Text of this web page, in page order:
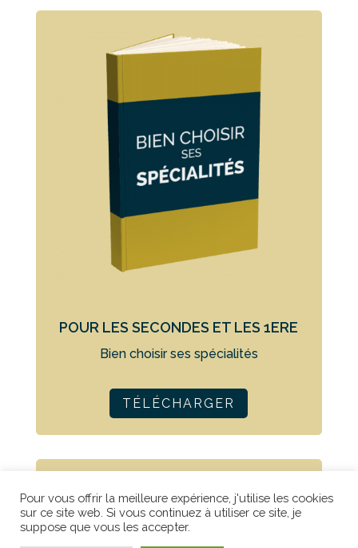
POUR LES SECONDES ET LES 1ERE
Bien choisir ses spécialités
TÉLÉCHARGER
Pour vous offrir la meilleure expérience, j'utilise les cookies
sur ce site web. Si vous continuez à utiliser ce site, je
suppose que vous les accepter.